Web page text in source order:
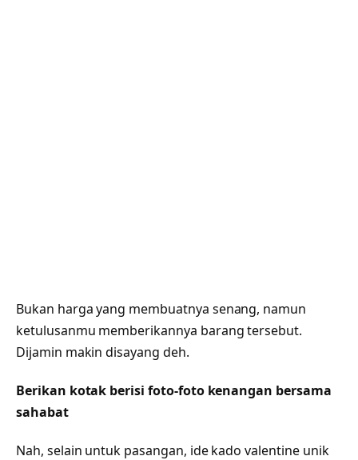
Bukan harga yang membuatnya senang, namun
ketulusanmu memberikannya barang tersebut.
Dijamin makin disayang deh.
Berikan kotak berisi foto-foto kenangan bersama
sahabat
Nah, selain untuk pasangan, ide kado valentine unik